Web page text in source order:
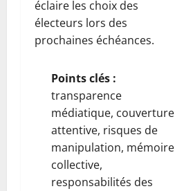
éclaire les choix des
électeurs lors des
prochaines échéances.
Points clés :
transparence
médiatique, couverture
attentive, risques de
manipulation, mémoire
collective,
responsabilités des